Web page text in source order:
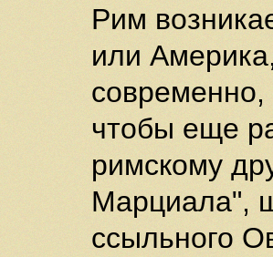
Рим
или
чтобы еще
римскому
Марциала",
ссыльного